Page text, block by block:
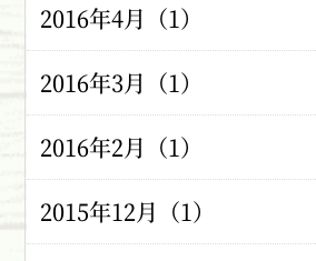
2016年4月（1）
2016年3月（1）
2016年2月（1）
2015年12月（1）